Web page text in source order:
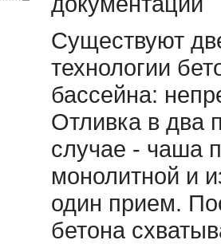
Существуют
технологии
бассейна:
Отливка в два
случае - чаша
монолитной и
один прием.
бетона